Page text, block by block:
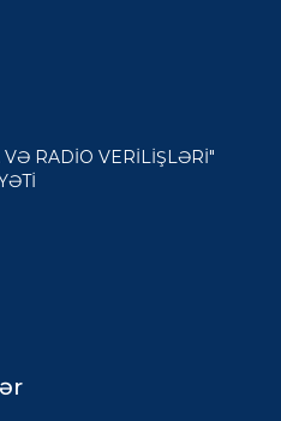
VƏ RADİO VERİLİŞLƏRİ"